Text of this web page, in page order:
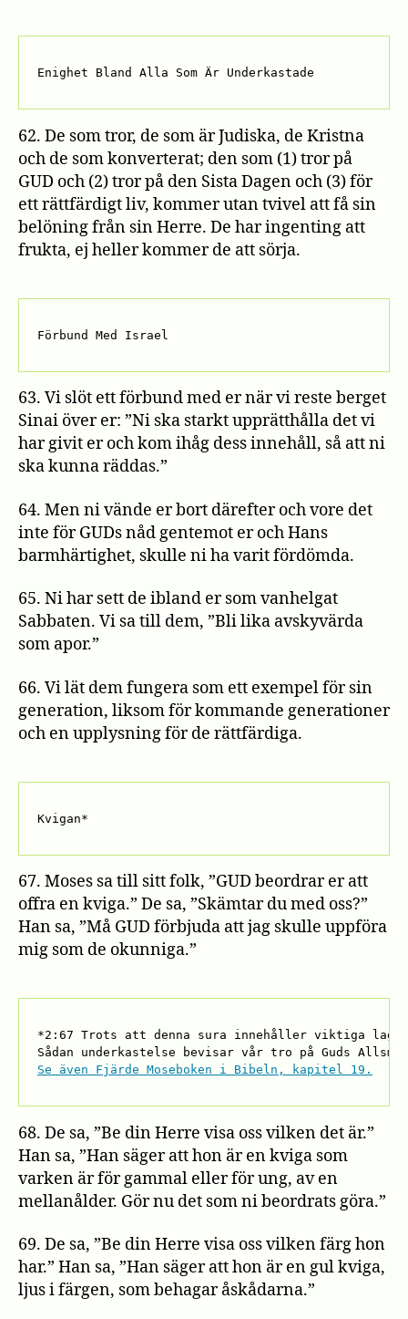
Enighet Bland Alla Som Är Underkastade
62. De som tror, de som är Judiska, de Kristna
och de som konverterat; den som (1) tror på
GUD och (2) tror på den Sista Dagen och (3) för
ett rättfärdigt liv, kommer utan tvivel att få sin
belöning från sin Herre. De har ingenting att
frukta, ej heller kommer de att sörja.
Förbund Med Israel
63. Vi slöt ett förbund med er när vi reste berget
Sinai över er: ”Ni ska starkt upprätthålla det vi
har givit er och kom ihåg dess innehåll, så att ni
ska kunna räddas.”
64. Men ni vände er bort därefter och vore det
inte för GUDs nåd gentemot er och Hans
barmhärtighet, skulle ni ha varit fördömda.
65. Ni har sett de ibland er som vanhelgat
Sabbaten. Vi sa till dem, ”Bli lika avskyvärda
som apor.”
66. Vi lät dem fungera som ett exempel för sin
generation, liksom för kommande generationer
och en upplysning för de rättfärdiga.
Kvigan*
67. Moses sa till sitt folk, ”GUD beordrar er att
offra en kviga.” De sa, ”Skämtar du med oss?”
Han sa, ”Må GUD förbjuda att jag skulle uppföra
mig som de okunniga.”
*2:67 Trots att denna sura innehåller viktiga
Se även Fjärde Moseboken i Bibeln, kapitel 19.
68. De sa, ”Be din Herre visa oss vilken det är.”
Han sa, ”Han säger att hon är en kviga som
varken är för gammal eller för ung, av en
mellanålder. Gör nu det som ni beordrats göra.”
69. De sa, ”Be din Herre visa oss vilken färg hon
har.” Han sa, ”Han säger att hon är en gul kviga,
ljus i färgen, som behagar åskådarna.”